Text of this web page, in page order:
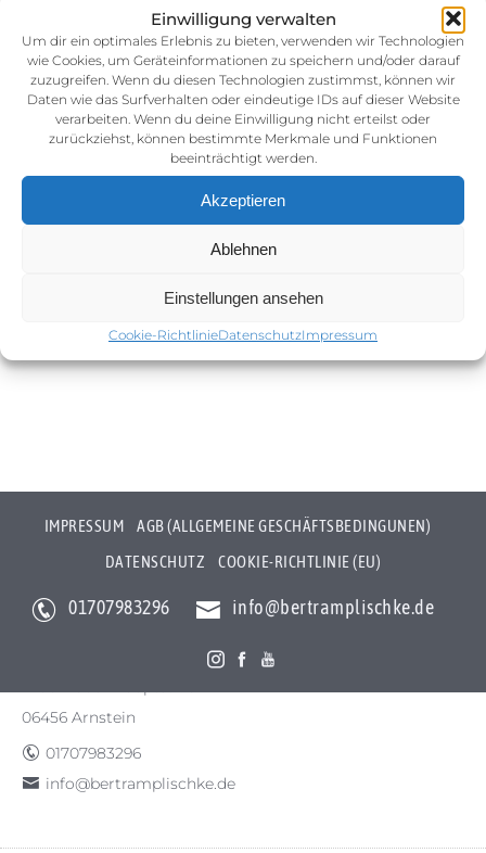
Einwilligung verwalten
Um dir ein optimales Erlebnis zu bieten, verwenden wir Technologien
wie Cookies, um Geräteinformationen zu speichern und/oder darauf
zuzugreifen. Wenn du diesen Technologien zustimmst, können wir
Daten wie das Surfverhalten oder eindeutige IDs auf dieser Website
verarbeiten. Wenn du deine Einwilligung nicht erteilst oder
zurückziehst, können bestimmte Merkmale und Funktionen
beeinträchtigt werden.
Akzeptieren
Ablehnen
Einstellungen ansehen
Cookie-RichtlinieDatenschutzImpressum
AGB (Allgemeine Geschäftsbedingunen)
IMPRESSUM
AGB (ALLGEMEINE GESCHÄFTSBEDINGUNEN)
DATENSCHUTZ
COOKIE-RICHTLINIE (EU)
01707983296 info@bertramplischke.de
Bertram Plischke Individualfotografie
06456 Arnstein
01707983296
info@bertramplischke.de